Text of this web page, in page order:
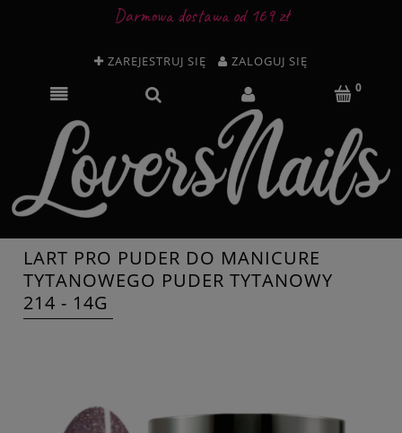
Darmowa dostawa od 169 zł
ZAREJESTRUJ SIĘ ZALOGUJ SIĘ
LART PRO PUDER DO MANICURE
TYTANOWEGO PUDER TYTANOWY
214 - 14G